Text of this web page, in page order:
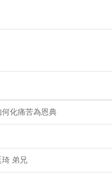
化痛苦為恩典
弟兄